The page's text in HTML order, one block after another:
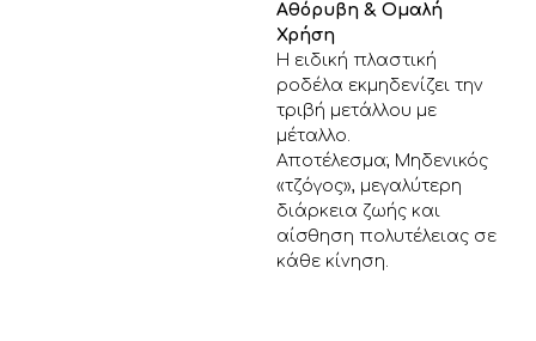
Αθόρυβη & Ομαλή
Χρήση
Η ειδική πλαστική
ροδέλα εκμηδενίζει την
τριβή μετάλλου με
μέταλλο.
Αποτέλεσμα; Μηδενικός
«τζόγος», μεγαλύτερη
διάρκεια ζωής και
αίσθηση πολυτέλειας σε
κάθε κίνηση.